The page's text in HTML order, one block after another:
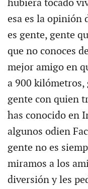
hubiera tocado
esa es la opinión
es gente, gente
que no conoces
mejor amigo en
a 900 kilómetros,
gente con quien
has conocido en
algunos odien
gente no es
miramos a los
diversión y les